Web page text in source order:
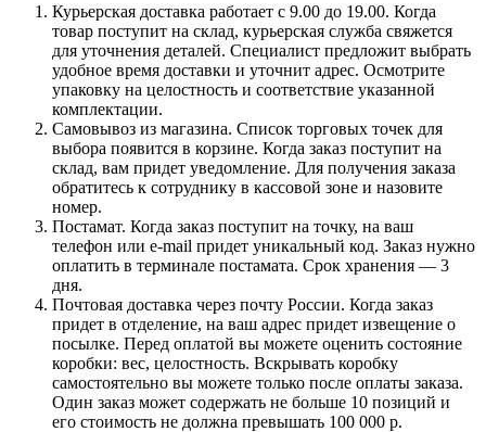
Курьерская доставка работает с 9.00 до 19.00. Когда
товар поступит на склад, курьерская служба свяжется
для уточнения деталей. Специалист предложит выбрать
удобное время доставки и уточнит адрес. Осмотрите
упаковку на целостность и соответствие указанной
комплектации.
Самовывоз из магазина. Список торговых точек для
выбора появится в корзине. Когда заказ поступит на
склад, вам придет уведомление. Для получения заказа
обратитесь к сотруднику в кассовой зоне и назовите
номер.
Постамат. Когда заказ поступит на точку, на ваш
телефон или e-mail придет уникальный код. Заказ нужно
оплатить в терминале постамата. Срок хранения — 3
дня.
Почтовая доставка через почту России. Когда заказ
придет в отделение, на ваш адрес придет извещение о
посылке. Перед оплатой вы можете оценить состояние
коробки: вес, целостность. Вскрывать коробку
самостоятельно вы можете только после оплаты заказа.
Один заказ может содержать не больше 10 позиций и
его стоимость не должна превышать 100 000 р.